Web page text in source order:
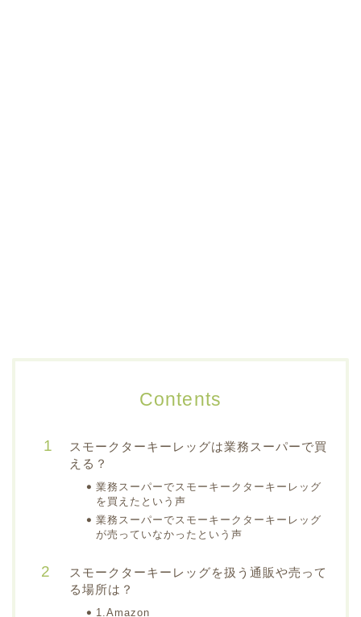
Contents
スモークターキーレッグは業務スーパーで買
える？
業務スーパーでスモーキークターキーレッグ
を買えたという声
業務スーパーでスモーキークターキーレッグ
が売っていなかったという声
スモークターキーレッグを扱う通販や売って
る場所は？
1.Amazon